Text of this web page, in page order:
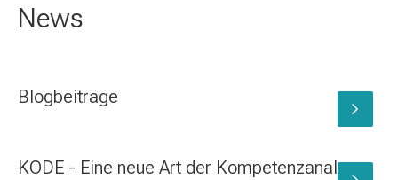
News
Blogbeiträge
KODE - Eine neue Art der Kompetenzanalyse